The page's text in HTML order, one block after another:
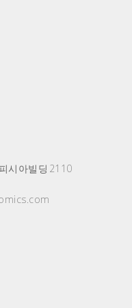
시아빌딩 2110